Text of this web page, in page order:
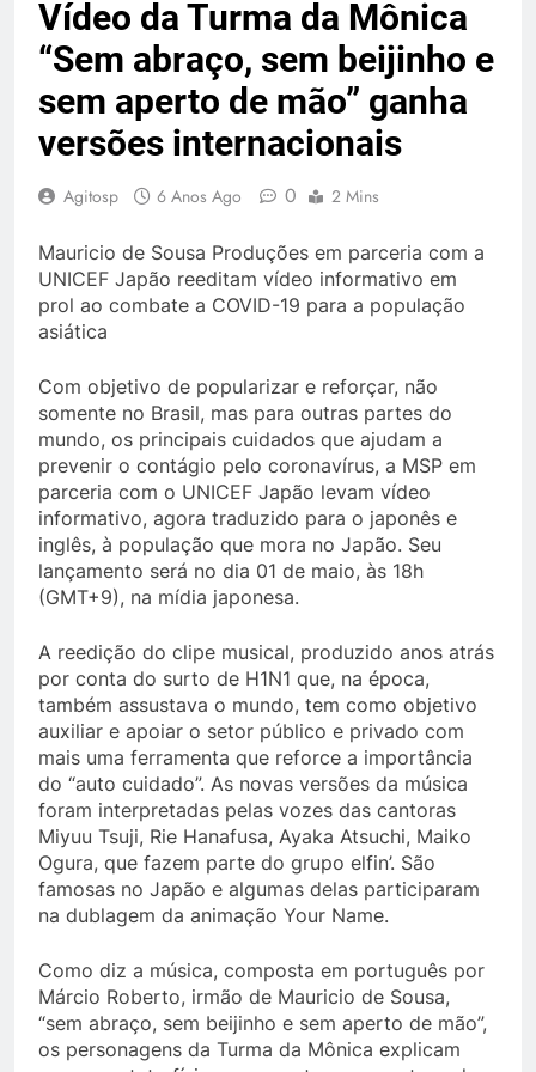
Vídeo da Turma da Mônica
“Sem abraço, sem beijinho e
sem aperto de mão” ganha
versões internacionais
Agitosp 6 Anos Ago 0 2 Mins
Mauricio de Sousa Produções em parceria com a
UNICEF Japão reeditam vídeo informativo em
prol ao combate a COVID-19 para a população
asiática
Com objetivo de popularizar e reforçar, não
somente no Brasil, mas para outras partes do
mundo, os principais cuidados que ajudam a
prevenir o contágio pelo coronavírus, a MSP em
parceria com o UNICEF Japão levam vídeo
informativo, agora traduzido para o japonês e
inglês, à população que mora no Japão. Seu
lançamento será no dia 01 de maio, às 18h
(GMT+9), na mídia japonesa.
A reedição do clipe musical, produzido anos atrás
por conta do surto de H1N1 que, na época,
também assustava o mundo, tem como objetivo
auxiliar e apoiar o setor público e privado com
mais uma ferramenta que reforce a importância
do “auto cuidado”. As novas versões da música
foram interpretadas pelas vozes das cantoras
Miyuu Tsuji, Rie Hanafusa, Ayaka Atsuchi, Maiko
Ogura, que fazem parte do grupo elfin’. São
famosas no Japão e algumas delas participaram
na dublagem da animação Your Name.
Como diz a música, composta em português por
Márcio Roberto, irmão de Mauricio de Sousa,
“sem abraço, sem beijinho e sem aperto de mão”,
os personagens da Turma da Mônica explicam